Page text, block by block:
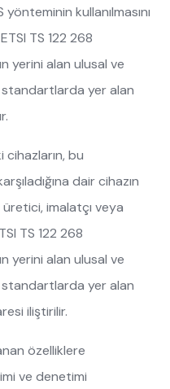
kullanılmasını
TS 122 268
yerini alan ulusal ve
yer alan
cihazların, bu
dair cihazın
imalatçı veya
TS 122 268
yerini alan ulusal ve
yer alan
iliştirilir.
özelliklere
ve denetimi